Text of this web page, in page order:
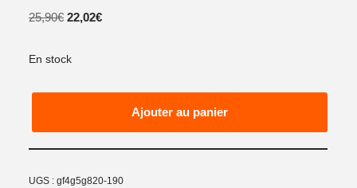
25,90€ 22,02€
En stock
Ajouter au panier
UGS :gf4g5g820-190